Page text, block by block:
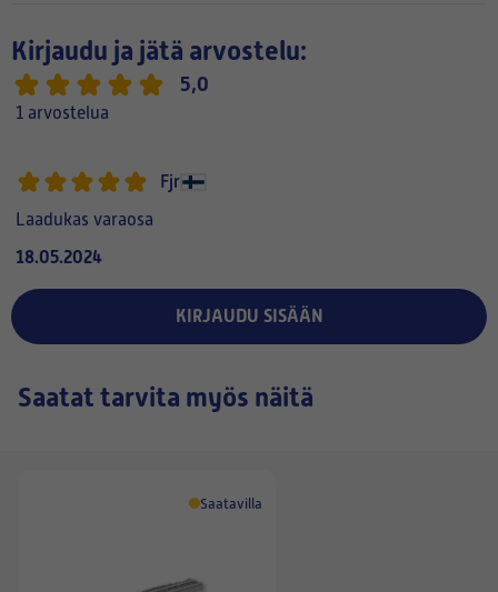
Kirjaudu ja jätä arvostelu:
5,0
1 arvostelua
Fjr
Laadukas varaosa
18.05.2024
KIRJAUDU SISÄÄN
Saatat tarvita myös näitä
Saatavilla